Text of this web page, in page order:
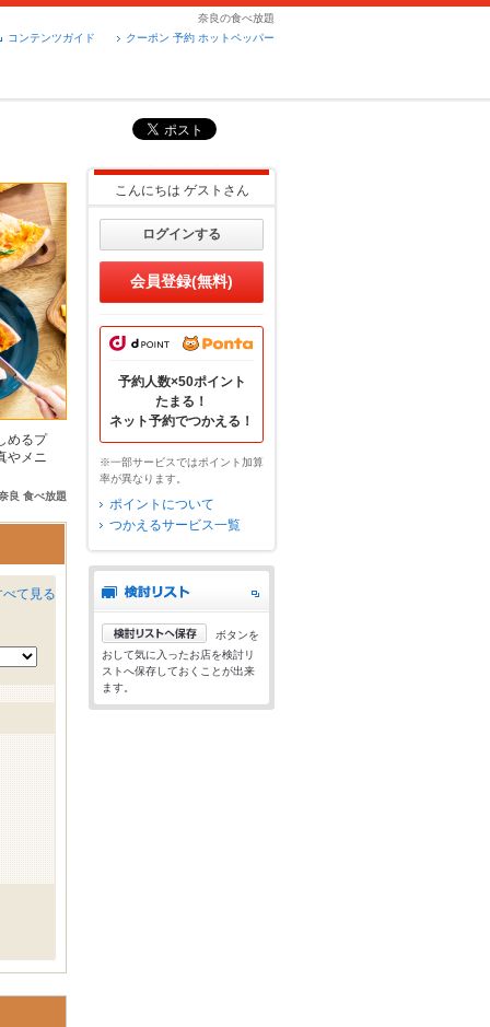
奈良の食べ放題
クーポン 予約 ホットペッパー
コンテンツガイド
めるプ
やメニ
良 食べ放題
て見る
こんにちは ゲスト さん
ログインする
会員登録(無料)
予約人数×50ポイント
たまる！
ネット予約でつかえる！
※一部サービスではポイント加算
率が異なります。
ポイントについて
つかえるサービス一覧
ボタンを
おして気に入ったお店を検討リ
ストへ保存しておくことが出来
ます。